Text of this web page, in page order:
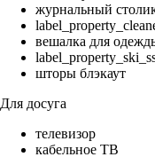
журнальный
вешалка для
шторы блэкаут
Для досуга
телевизор
кабельное ТВ